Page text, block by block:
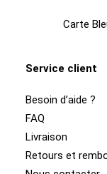
Carte
Service client
Besoin d’aide ?
FAQ
Livraison
Retours et